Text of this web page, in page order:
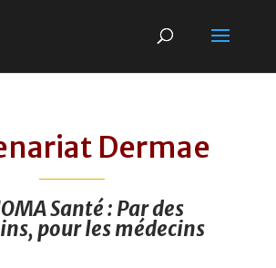
Dermae
Santé : Par des
pour les médecins